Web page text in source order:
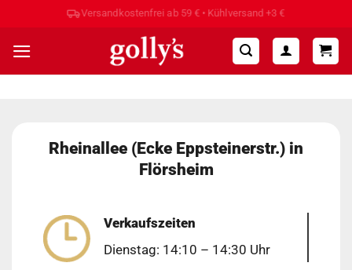
springen
Rheinallee (Ecke Eppsteinerstr.) in
Flörsheim
Verkaufszeiten
Dienstag: 14:10 – 14:30 Uhr